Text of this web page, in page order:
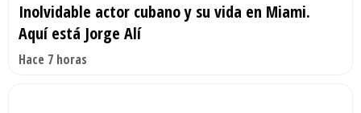
Inolvidable actor cubano y su vida en Miami.
Aquí está Jorge Alí
Hace 7 horas